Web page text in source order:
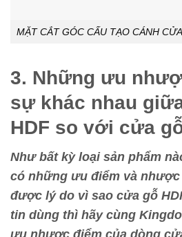
MẶT CẮT GÓC CẤU TẠO CÁNH
3. Những ưu
sự khác nhau
HDF so với cửa
Như bất kỳ loại sản phẩm
có những ưu điểm và nhược
được lý do vì sao cửa gỗ
tin dùng thì hãy cùng
ưu nhược điểm của dòng